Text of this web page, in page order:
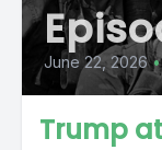
June 22, 2026 •
Trump